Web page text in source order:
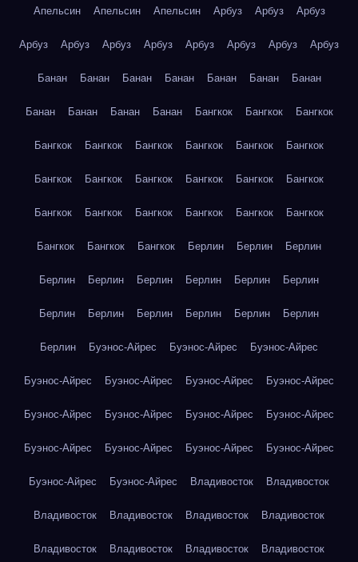
Апельсин Апельсин Апельсин Арбуз Арбуз Арбуз
Арбуз Арбуз Арбуз Арбуз Арбуз Арбуз Арбуз Арбуз
Банан Банан Банан Банан Банан Банан Банан
Банан Банан Банан Банан Бангкок Бангкок Бангкок
Бангкок Бангкок Бангкок Бангкок Бангкок Бангкок
Бангкок Бангкок Бангкок Бангкок Бангкок Бангкок
Бангкок Бангкок Бангкок Бангкок Бангкок Бангкок
Бангкок Бангкок Бангкок Берлин Берлин Берлин
Берлин Берлин Берлин Берлин Берлин Берлин
Берлин Берлин Берлин Берлин Берлин Берлин
Берлин Буэнос-Айрес Буэнос-Айрес Буэнос-Айрес
Буэнос-Айрес Буэнос-Айрес Буэнос-Айрес Буэнос-Айрес
Буэнос-Айрес Буэнос-Айрес Буэнос-Айрес Буэнос-Айрес
Буэнос-Айрес Буэнос-Айрес Буэнос-Айрес Буэнос-Айрес
Буэнос-Айрес Буэнос-Айрес Владивосток Владивосток
Владивосток Владивосток Владивосток Владивосток
Владивосток Владивосток Владивосток Владивосток